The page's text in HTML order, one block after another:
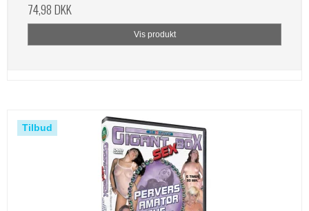
74,98 DKK
Vis produkt
Tilbud